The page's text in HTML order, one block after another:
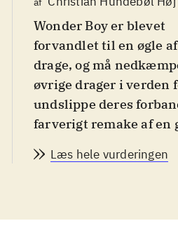
Wonder Boy er blevet
forvandlet til en øgle
drage, og må
øvrige drager i verden
undslippe deres
farverigt remake af en
metroidvania-
En af spillets
Læs hele vurderingen